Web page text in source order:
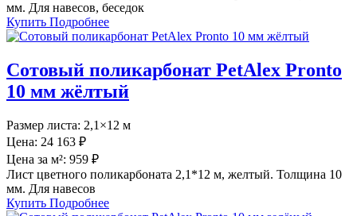
мм. Для навесов, беседок
Купить Подробнее
Сотовый поликарбонат PetAlex Pronto
10 мм жёлтый
Размер листа: 2,1×12 м
Цена: 24 163 ₽
Цена за м²: 959 ₽
Лист цветного поликарбоната 2,1*12 м, желтый. Толщина 10
мм. Для навесов
Купить Подробнее